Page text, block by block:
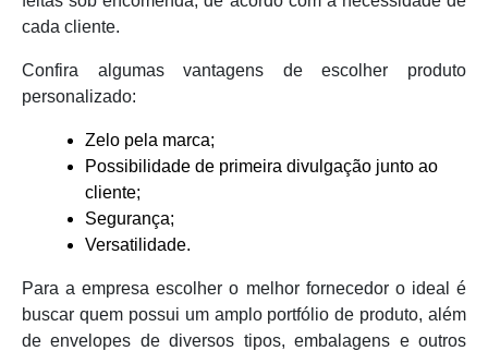
cada cliente.
Confira algumas vantagens de escolher produto
personalizado:
Zelo pela marca;
Possibilidade de primeira divulgação junto ao
cliente;
Segurança;
Versatilidade.
Para a empresa escolher o melhor fornecedor o ideal é
buscar quem possui um amplo portfólio de produto, além
de envelopes de diversos tipos, embalagens e outros